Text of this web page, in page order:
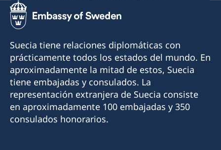
Suecia tiene relaciones diplomáticas con
prácticamente todos los estados del mundo. En
aproximadamente la mitad de estos, Suecia
tiene embajadas y consulados. La
representación extranjera de Suecia consiste
en aproximadamente 100 embajadas y 350
consulados honorarios.